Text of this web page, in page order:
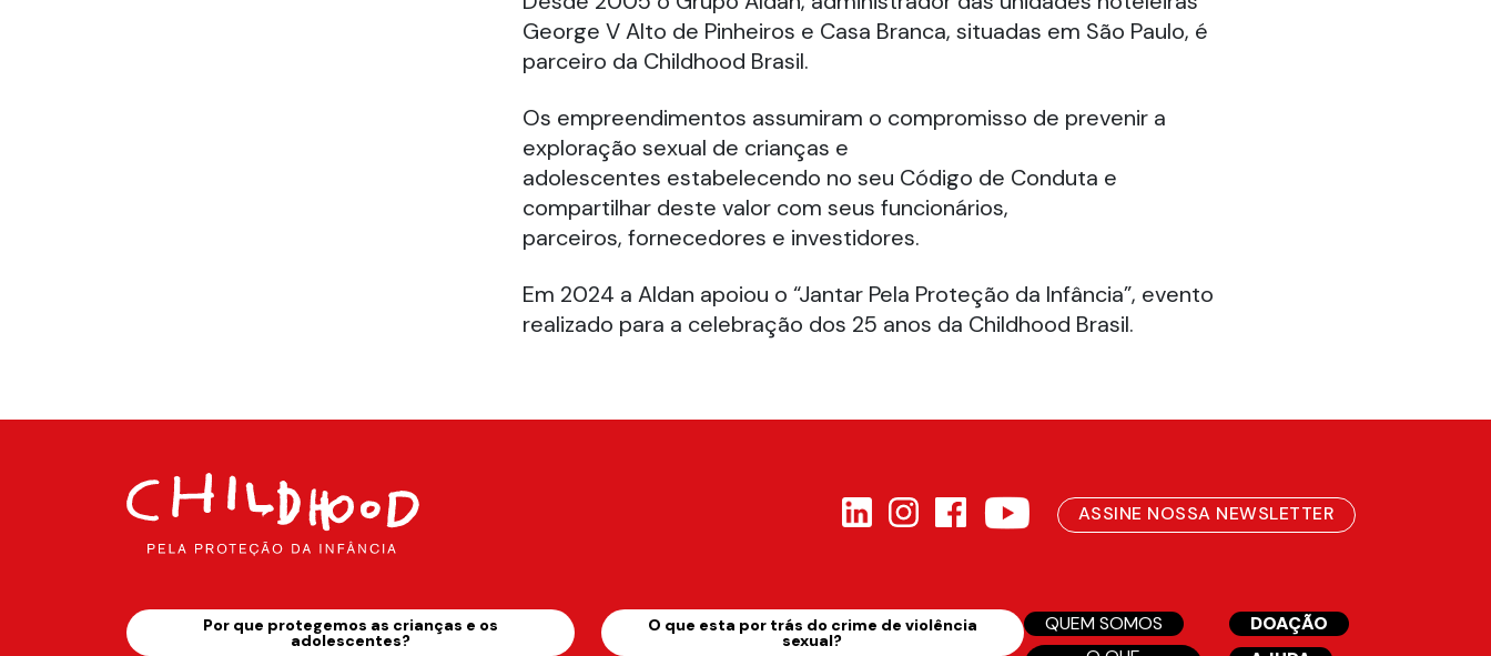
George V Alto de Pinheiros e Casa Branca, situadas em São Paulo, é
parceiro da Childhood Brasil.
Os empreendimentos assumiram o compromisso de prevenir a
exploração sexual de crianças e
adolescentes estabelecendo no seu Código de Conduta e
compartilhar deste valor com seus funcionários,
parceiros, fornecedores e investidores.
Em 2024 a Aldan apoiou o “Jantar Pela Proteção da Infância”, evento
realizado para a celebração dos 25 anos da Childhood Brasil.
ASSINE NOSSA NEWSLETTER
Por que protegemos as crianças e os
adolescentes?
O que esta por trás do crime de violência
sexual?
QUEM SOMOS
DOAÇÃO